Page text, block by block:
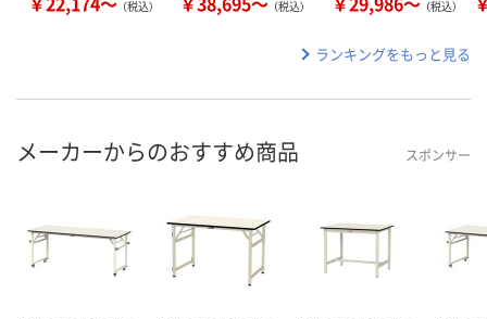
（税込） （税込） （税込）
ランキングをもっと見る
メーカーからのおすすめ商品 スポンサー